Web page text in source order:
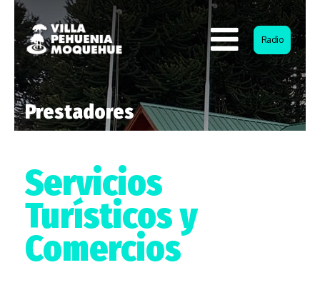
Radio
Prestadores
Servicios
Turísticos y
Comercios